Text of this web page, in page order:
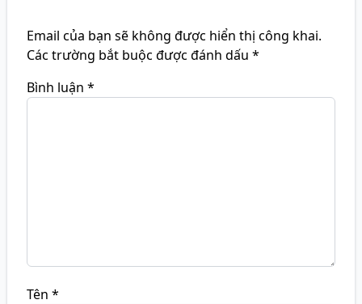
Email của bạn sẽ không được hiển thị công khai.
Các trường bắt buộc được đánh dấu *
Bình luận *
Tên *